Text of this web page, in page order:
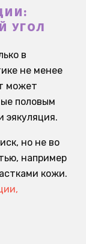
УГОЛ
в
не менее
может
половым
эякуляция.
но не во
например
кожи.